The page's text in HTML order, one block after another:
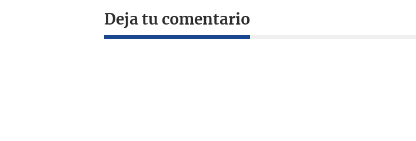
Deja tu comentario